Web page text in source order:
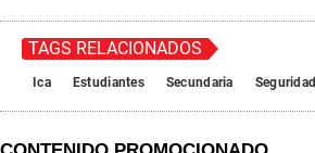
TAGS RELACIONADOS
Ica Estudiantes Secundaria Seguridad